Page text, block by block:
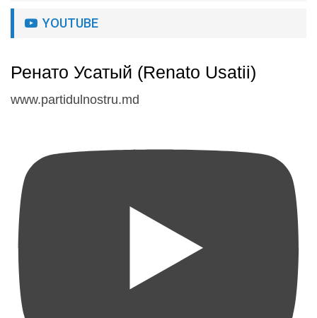
YOUTUBE
Ренато Усатый (Renato Usatii)
www.partidulnostru.md